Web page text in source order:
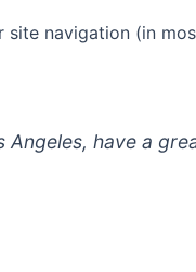
navigation (in
Angeles, have a